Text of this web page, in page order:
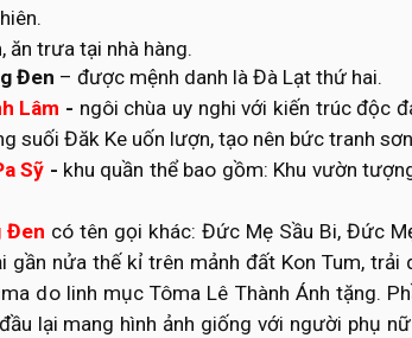
, ăn trưa tại nhà hàng.
Đen – được mệnh danh là Đà Lạt thứ hai.
Lâm - ngôi chùa uy nghi với kiến trúc độc
suối Đăk Ke uốn lượn, tạo nên bức tranh
Sỹ - khu quần thể bao gồm: Khu vườn
Đen có tên gọi khác: Đức Mẹ Sầu Bi, Đức
gần nửa thế kỉ trên mảnh đất Kon Tum,
do linh mục Tôma Lê Thành Ánh tặng.
lại mang hình ảnh giống với người phụ